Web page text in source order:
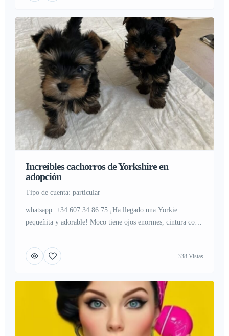
iPhone 1 x Cable de carga USB-C 1 x […]
Increíbles cachorros de Yorkshire en
adopción
tipo de cuenta: particular
whatsapp: +34 607 34 86 75 ¡Ha llegado una Yorkie
pequeñita y adorable! Moco tiene ojos enormes, cintura corta
puedes evitar decir que es perfecta. Todos los que vean a
Moco se enamorarán de su dulce apariencia. Si te interesa338 Vistas